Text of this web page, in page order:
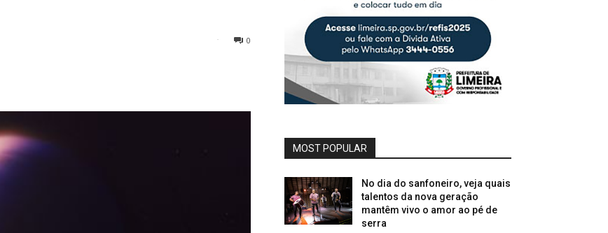
0
MOST POPULAR
No dia do sanfoneiro, veja quais
talentos da nova geração
mantêm vivo o amor ao pé de
serra